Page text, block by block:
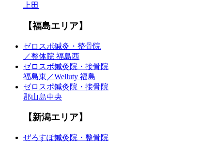
上田
【福島エリア】
ゼロスポ鍼灸・整骨院
／整体院 福島西
ゼロスポ鍼灸院・接骨院
福島東／Welluty 福島
ゼロスポ鍼灸院・接骨院
郡山島中央
【新潟エリア】
ぜろすぽ鍼灸院・整骨院